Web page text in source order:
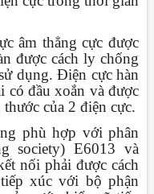
âm thẳng cực được
được cách ly chống
dụng. Điện cực hàn
có đầu xoắn và được
của 2 điện cực.
phù hợp với phân
society) E6013 và
nối phải được cách
xúc với bộ phận